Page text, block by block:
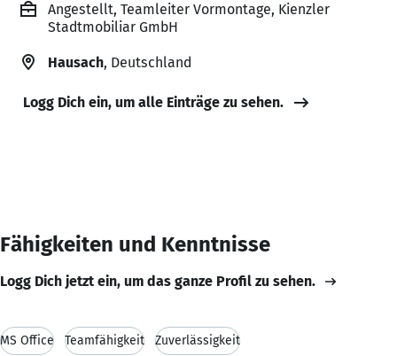
Angestellt, Teamleiter Vormontage, Kienzler
Stadtmobiliar GmbH
Hausach, Deutschland
Logg Dich ein, um alle Einträge zu sehen.
Fähigkeiten und Kenntnisse
Logg Dich jetzt ein, um das ganze Profil zu sehen.
MS Office Teamfähigkeit Zuverlässigkeit